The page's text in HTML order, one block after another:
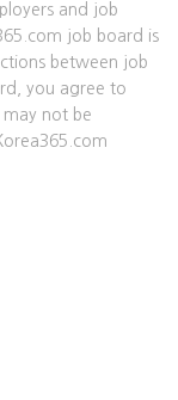
and job
job board is
between job
you agree to
not be